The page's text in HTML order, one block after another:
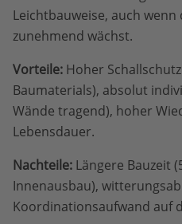
Leichtbauweise, auch
zunehmend wächst.
Vorteile: Hoher
Baumaterials), absolut
Wände tragend), hoher
Lebensdauer.
Nachteile: Längere Bauzeit
Innenausbau),
Koordinationsaufwand auf